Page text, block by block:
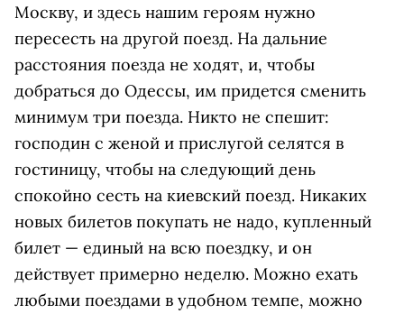
Москву, и здесь нашим героям нужно
пересесть на другой поезд. На дальние
расстояния поезда не ходят, и, чтобы
добраться до Одессы, им придется сменить
минимум три поезда. Никто не спешит:
господин с женой и прислугой селятся в
гостиницу, чтобы на следующий день
спокойно сесть на киевский поезд. Никаких
новых билетов покупать не надо, купленный
билет — единый на всю поездку, и он
действует примерно неделю. Можно ехать
любыми поездами в удобном темпе, можно